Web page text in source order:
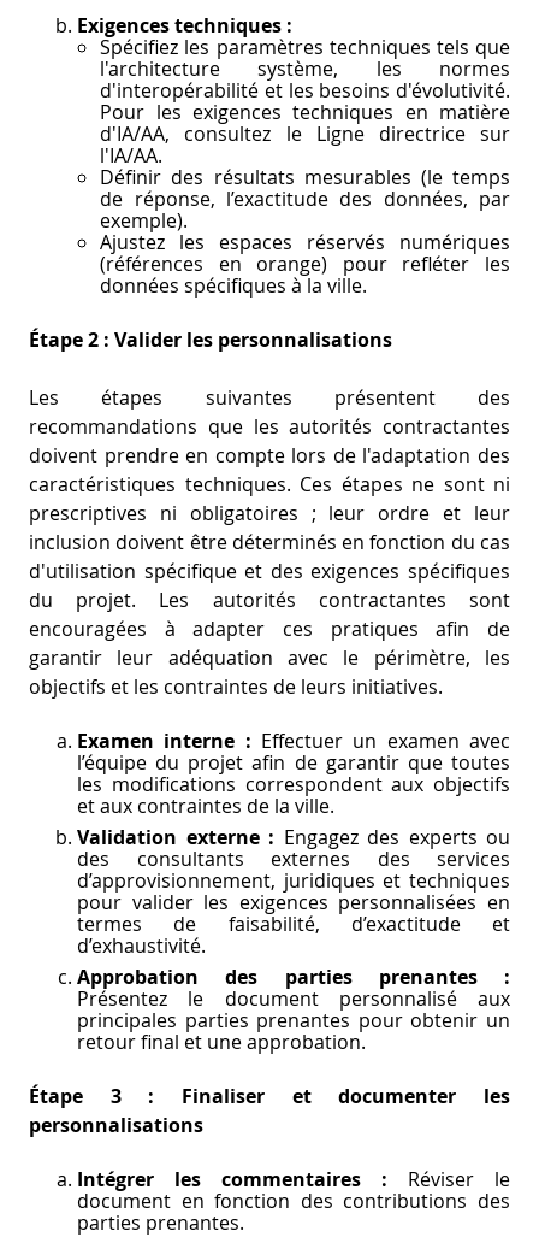
Exigences techniques :
Spécifiez les paramètres techniques tels que
l'architecture système, les normes
d'interopérabilité et les besoins d'évolutivité.
Pour les exigences techniques en matière
d'IA/AA, consultez le Ligne directrice sur
l'IA/AA.
Définir des résultats mesurables (le temps
de réponse, l’exactitude des données, par
exemple).
Ajustez les espaces réservés numériques
(références en orange) pour refléter les
données spécifiques à la ville.
Étape 2 : Valider les personnalisations
Les étapes suivantes présentent des
recommandations que les autorités contractantes
doivent prendre en compte lors de l'adaptation des
caractéristiques techniques. Ces étapes ne sont ni
prescriptives ni obligatoires ; leur ordre et leur
inclusion doivent être déterminés en fonction du cas
d'utilisation spécifique et des exigences spécifiques
du projet. Les autorités contractantes sont
encouragées à adapter ces pratiques afin de
garantir leur adéquation avec le périmètre, les
objectifs et les contraintes de leurs initiatives.
Examen interne : Effectuer un examen avec
l’équipe du projet afin de garantir que toutes
les modifications correspondent aux objectifs
et aux contraintes de la ville.
Validation externe : Engagez des experts ou
des consultants externes des services
d’approvisionnement, juridiques et techniques
pour valider les exigences personnalisées en
termes de faisabilité, d’exactitude et
d’exhaustivité.
Approbation des parties prenantes :
Présentez le document personnalisé aux
principales parties prenantes pour obtenir un
retour final et une approbation.
Étape 3 : Finaliser et documenter les
personnalisations
Intégrer les commentaires : Réviser le
document en fonction des contributions des
parties prenantes.